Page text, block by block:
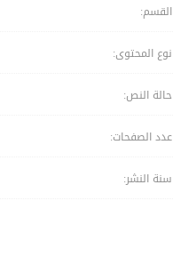
القسم:
نوع المحتوى:
حالة النص:
عدد الصفحات:
سنة النشر: